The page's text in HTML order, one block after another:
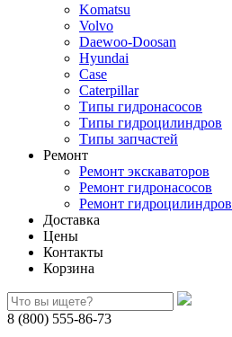
Komatsu
Volvo
Daewoo-Doosan
Hyundai
Case
Caterpillar
Типы гидронасосов
Типы гидроцилиндров
Типы запчастей
Ремонт
Ремонт экскаваторов
Ремонт гидронасосов
Ремонт гидроцилиндров
Доставка
Цены
Контакты
Корзина
8 (800) 555-86-73